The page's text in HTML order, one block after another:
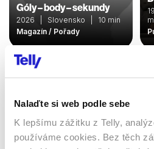
Nalaďte si web podle sebe
K lepšímu zážitku z Telly,
používáme cookies. Bez těch
Góly – body – sekundy
2026 | Slovensko | 10 min
Magazín / Pořady
Sledovat internetovou
po celé EU, a to až na